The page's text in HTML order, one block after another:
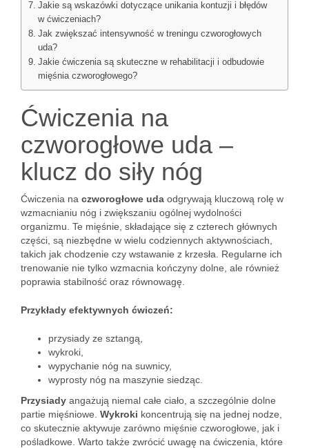
Jakie są wskazówki dotyczące unikania kontuzji i błędów
w ćwiczeniach?
Jak zwiększać intensywność w treningu czworogłowych
uda?
Jakie ćwiczenia są skuteczne w rehabilitacji i odbudowie
mięśnia czworogłowego?
Ćwiczenia na
czworogłowe uda –
klucz do siły nóg
Ćwiczenia na czworogłowe uda odgrywają kluczową rolę w
wzmacnianiu nóg i zwiększaniu ogólnej wydolności
organizmu. Te mięśnie, składające się z czterech głównych
części, są niezbędne w wielu codziennych aktywnościach,
takich jak chodzenie czy wstawanie z krzesła. Regularne ich
trenowanie nie tylko wzmacnia kończyny dolne, ale również
poprawia stabilność oraz równowagę.
Przykłady efektywnych ćwiczeń:
przysiady ze sztangą,
wykroki,
wypychanie nóg na suwnicy,
wyprosty nóg na maszynie siedząc.
Przysiady angażują niemal całe ciało, a szczególnie dolne
partie mięśniowe. Wykroki koncentrują się na jednej nodze,
co skutecznie aktywuje zarówno mięśnie czworogłowe, jak i
pośladkowe. Warto także zwrócić uwagę na ćwiczenia, które